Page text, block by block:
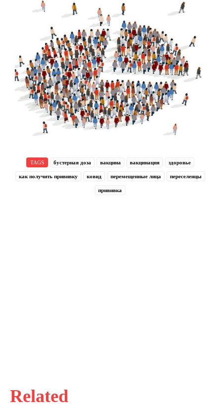
Related
TAGS бустерная доза вакцина вакцинация здоровье
как получить прививку ковид перемещенные лица переселенцы
прививка